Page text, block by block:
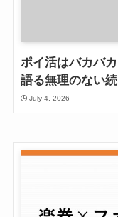
ポイ活はバカバ
語る無理のない
July 4, 2026